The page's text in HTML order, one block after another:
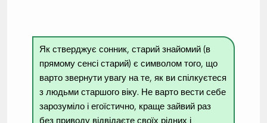
Як стверджує сонник, старий знайомий (в
прямому сенсі старий) є символом того, що
варто звернути увагу на те, як ви спілкуєтеся
з людьми старшого віку. Не варто вести себе
зарозуміло і егоїстично, краще зайвий раз
без приводу відвідаєте своїх рідних і